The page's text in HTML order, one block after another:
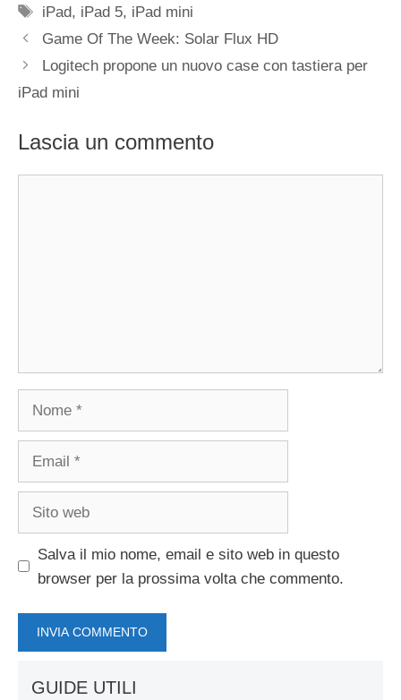
Tag
iPad, iPad 5, iPad mini
Game Of The Week: Solar Flux HD
Logitech propone un nuovo case con tastiera per
iPad mini
Lascia un commento
Salva il mio nome, email e sito web in questo
browser per la prossima volta che commento.
GUIDE UTILI